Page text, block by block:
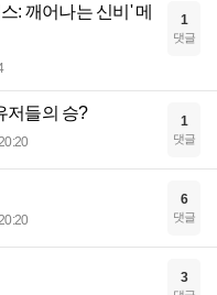
: 깨어나는 신비' 메
1
댓글
저들의 승?
20:20
1
댓글
20:20
6
댓글
3